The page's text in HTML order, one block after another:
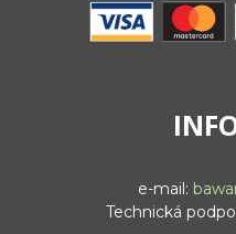
e-mail:
Technická